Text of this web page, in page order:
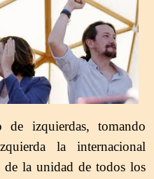
de izquierdas, tomando
la internacional
la unidad de todos los